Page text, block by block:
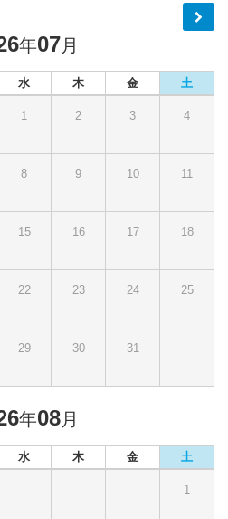
年07月
水 木 金 土
1 2 3 4
8 9 10 11
15 16 17 18
22 23 24 25
29 30 31
年08月
水 木 金 土
1